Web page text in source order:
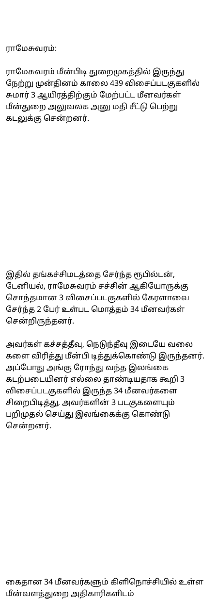
ராமேசுவரம்:
ராமேசுவரம் மீன்பிடி துறைமுகத்தில் இருந்து
நேற்று முன்தினம் காலை 439 விசைப்படகுகளில்
சுமார் 3 ஆயிரத்திற்கும் மேற்பட்ட மீனவர்கள்
மீன்துறை அலுவலக அனு மதி சீட்டு பெற்று
கடலுக்கு சென்றனர்.
இதில் தங்கச்சிமடத்தை சேர்ந்த ரூபில்டன்,
டேனியல், ராமேசுவரம் சச்சின் ஆகியோருக்கு
சொந்தமான 3 விசைப்படகுகளில் கேரளாவை
சேர்ந்த 2 பேர் உள்பட மொத்தம் 34 மீனவர்கள்
சென்றிருந்தனர்.
அவர்கள் கச்சத்தீவு, நெடுந்தீவு இடையே வலை
களை விரித்து மீன்பி டித்துக்கொண்டு இருந்தனர்.
அப்போது அங்கு ரோந்து வந்த இலங்கை
கடற்படையினர் எல்லை தாண்டியதாக கூறி 3
விசைப்படகுகளில் இருந்த 34 மீனவர்களை
சிறைபிடித்து, அவர்களின் 3 படகுகளையும்
பறிமுதல் செய்து இலங்கைக்கு கொண்டு
சென்றனர்.
கைதான 34 மீனவர்களும் கிளிநொச்சியில் உள்ள
மீன்வளத்துறை அதிகாரிகளிடம்